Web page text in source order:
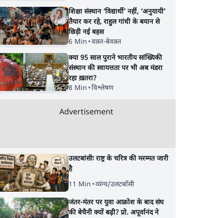
शिक्षा संस्थान ‘विद्यार्थी’ नहीं, ‘अनुयायी’
तैयार कर रहे, राहुल गांधी के बयान से
छिड़ी नई बहस
6 Min •वक़्त-बेवक़्त
क्या 95 साल पुराने भारतीय सांख्यिकी
संस्थान की स्वायत्तता पर भी अब मंडरा
रहा ख़तरा?
8 Min •विश्लेषण
Advertisement
उलटबांसीः राष्ट्र के चरित्र की मरम्मत जारी
है
11 Min •व्यंग्य/उलटबाँसी
जंतर-मंतर पर युवा आक्रोश के बाद संघ
की बेचैनी क्यों बढ़ी? प्रो. अपूर्वानंद ने